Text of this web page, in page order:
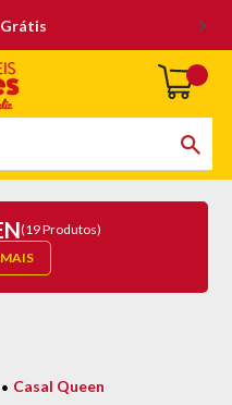
(19 Produtos)
Casal Queen